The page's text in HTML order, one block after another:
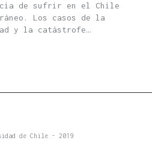
de sufrir en el Chile
Los casos de la
y la catástrofe…
de Chile - 2019